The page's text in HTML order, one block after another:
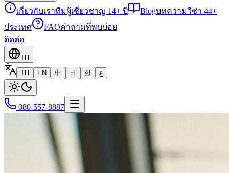
เกี่ยวกับเราทีมผู้เชี่ยวชาญ 14+ ปี Blogบทความวีซ่า 44+
ประเทศ
FAQคำถามที่พบบ่อย
ติดต่อ
TH
TH
EN 中 日 한 ع
080-557-8887